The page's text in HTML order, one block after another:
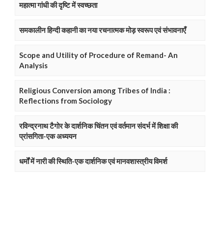
महात्मा गांधी की दृष्टि में स्वच्छता
समकालीन हिन्दी कहानी का नया रचनात्मक मोड़ स्वरूप एवं संभावनाएँ
Scope and Utility of Procedure of Remand- An
Analysis
Religious Conversion among Tribes of India :
Reflections from Sociology
रविन्द्रनाथ टैगोर के दार्शनिक चिंतन एवं वर्तमान संदर्भ में शिक्षा की
प्रांसगिता-एक अध्ययन
धर्मों में नारी की स्थिति-एक दार्शनिक एवं मानवशास्त्रीय विमर्श